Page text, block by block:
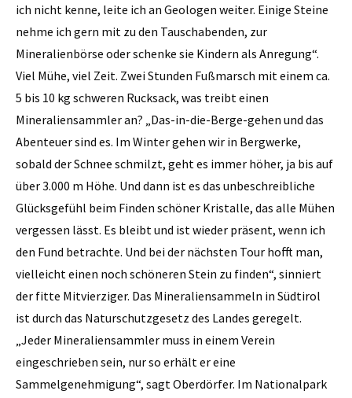
ich nicht kenne, leite ich an Geologen ­weiter. Einige Steine
nehme ich gern mit zu den Tauschabenden, zur
Mineralienbörse oder schenke sie Kindern als Anregung“.
Viel Mühe, viel Zeit. Zwei Stunden Fußmarsch mit einem ca.
5 bis 10 kg schweren Rucksack, was treibt einen
Mineraliensammler an? „Das-in-die-Berge-gehen und das
Abenteuer sind es. Im Winter gehen wir in Bergwerke,
sobald der Schnee schmilzt, geht es immer höher, ja bis auf
über 3.000 m Höhe. Und dann ist es das unbeschreibliche
Glücksgefühl beim Finden schöner Kristalle, das alle Mühen
vergessen lässt. Es bleibt und ist wieder präsent, wenn ich
den Fund betrachte. Und bei der nächsten Tour hofft man,
vielleicht einen noch schöneren Stein zu finden“, sinniert
der fitte Mitvierziger. Das Mineraliensammeln in Südtirol
ist durch das Naturschutzgesetz des Landes geregelt.
„Jeder Mineraliensammler muss in einem Verein
eingeschrieben sein, nur so erhält er eine
Sammelgenehmigung“, sagt Oberdörfer. Im Nationalpark